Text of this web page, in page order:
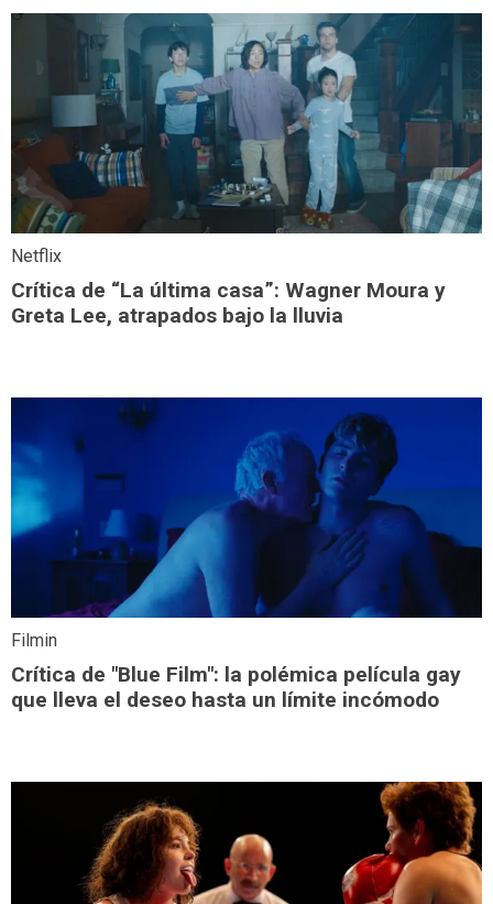
Netflix
Crítica de “La última casa”: Wagner Moura y
Greta Lee, atrapados bajo la lluvia
Filmin
Crítica de "Blue Film": la polémica película gay
que lleva el deseo hasta un límite incómodo